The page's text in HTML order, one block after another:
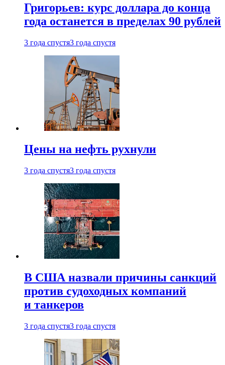
Григорьев: курс доллара до конца
года останется в пределах 90 рублей
3 года спустя3 года спустя
Цены на нефть рухнули
3 года спустя3 года спустя
В США назвали причины санкций
против судоходных компаний
и танкеров
3 года спустя3 года спустя